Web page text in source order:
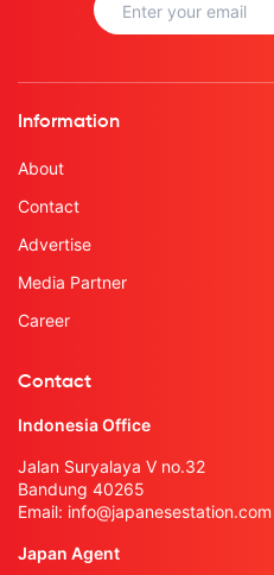
Information
About
Contact
Advertise
Media Partner
Career
Contact
Indonesia Office
Jalan Suryalaya V no.32
Bandung 40265
Email: info@japanesestation.com
Japan Agent